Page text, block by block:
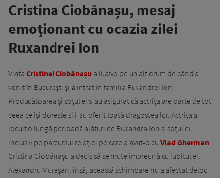
Cristina Ciobănașu, mesaj
emoționant cu ocazia zilei
Ruxandrei Ion
Viața Cristinei Ciobănașu a luat-o pe un alt drum de când a
venit în București și a intrat în familia Ruxandrei Ion.
Producătoarea și soțul ei s-au asigurat că actrița are parte de tot
ceea ce își dorește și i-au oferit toată dragostea lor. Actrița a
locuit o lungă perioadă alături de Ruxandra Ion și soțul ei,
inclusiv pe parcursul relației pe care a avut-o cu Vlad Gherman.
Cristina Ciobănașu a decis să se mute împreună cu iubitul ei,
Alexandru Mureșan, însă, această schimbare nu a afectat deloc